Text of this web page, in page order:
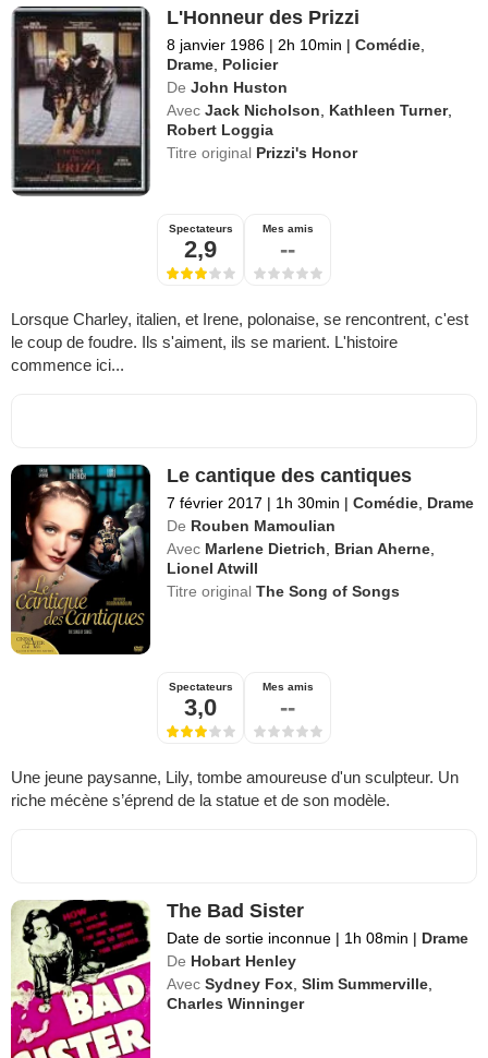
L'Honneur des Prizzi
8 janvier 1986 | 2h 10min | Comédie
Drame Policier
De John Huston
Avec Jack Nicholson Kathleen Turner,
Robert Loggia
Titre original Prizzi's Honor
Spectateurs
2,9
Mes amis
--
Lorsque Charley, italien, et Irene, polonaise, se rencontrent, c'est
le coup de foudre. Ils s'aiment, ils se marient. L'histoire
commence ici...
Le cantique des cantiques
7 février 2017 | 1h 30min | Comédie Drame
De Rouben Mamoulian
Avec Marlene Dietrich Brian Aherne
Lionel Atwill
Titre originalThe Song of Songs
Spectateurs
3,0
Mes amis
--
Une jeune paysanne, Lily, tombe amoureuse d'un sculpteur. Un
riche mécène s’éprend de la statue et de son modèle.
The Bad Sister
Date de sortie inconnue | 1h 08min | Drame
De Hobart Henley
Avec Sydney Fox ,Slim Summerville
Charles Winninger